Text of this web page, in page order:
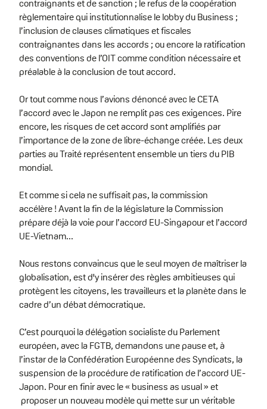
contraignants et de sanction ; le refus de la coopération
règlementaire qui institutionnalise le lobby du Business ;
l’inclusion de clauses climatiques et fiscales
contraignantes dans les accords ; ou encore la ratification
des conventions de l’OIT comme condition nécessaire et
préalable à la conclusion de tout accord.
Or tout comme nous l’avions dénoncé avec le CETA
l’accord avec le Japon ne remplit pas ces exigences. Pire
encore, les risques de cet accord sont amplifiés par
l’importance de la zone de libre-échange créée. Les deux
parties au Traité représentent ensemble un tiers du PIB
mondial.
Et comme si cela ne suffisait pas, la commission
accélère ! Avant la fin de la législature la Commission
prépare déjà la voie pour l’accord EU-Singapour et l’accord
UE-Vietnam...
Nous restons convaincus que le seul moyen de maîtriser la
globalisation, est d'y insérer des règles ambitieuses qui
protègent les citoyens, les travailleurs et la planète dans le
cadre d’un débat démocratique.
C’est pourquoi la délégation socialiste du Parlement
européen, avec la FGTB, demandons une pause et, à
l’instar de la Confédération Européenne des Syndicats, la
suspension de la procédure de ratification de l’accord UE-
Japon. Pour en finir avec le « business as usual » et
proposer un nouveau modèle qui mette sur un véritable